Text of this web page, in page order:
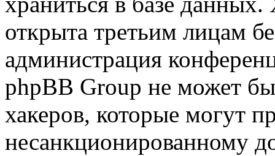
открыта третьим лицам
администрация
phpBB Group не может
хакеров, которые могут
несанкционированному